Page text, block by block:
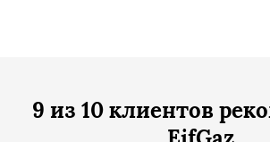
9 из 10 клиентов